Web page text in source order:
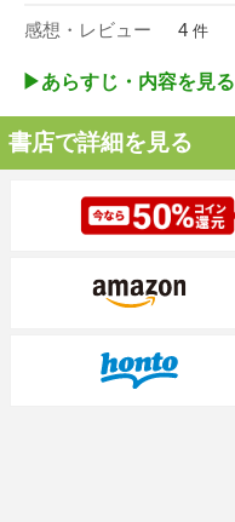
感想・レビュー 4 件
▶︎あらすじ・内容を見る
書店で詳細を見る